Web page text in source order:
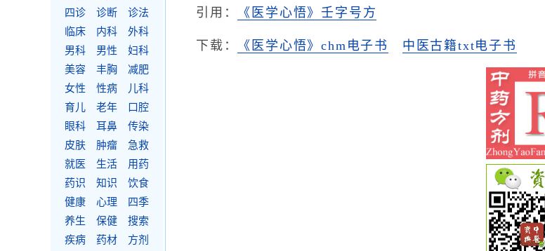
引用： 《医学心悟》壬字号方
下载： 《医学心悟》chm电子书 中医古籍txt电子书
四诊
诊断
诊法
临床
内科
外科
男科
男性
妇科
美容
丰胸
减肥
女性
性病
儿科
育儿
老年
口腔
眼科
耳鼻
传染
皮肤
肿瘤
急救
就医
生活
用药
药识
知识
饮食
健康
心理
四季
养生
保健
搜索
疾病
药材
方剂